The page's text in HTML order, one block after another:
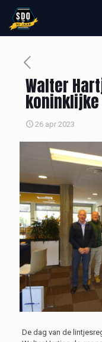
Walter
26 apr 2023
De dag van de